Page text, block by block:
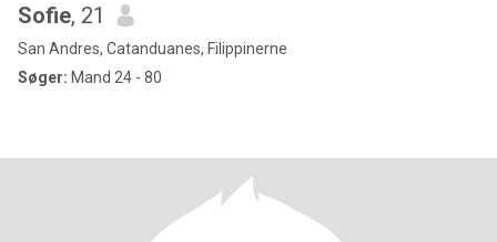
Sofie, 21
San Andres, Catanduanes, Filippinerne
Søger: Mand 24 - 80